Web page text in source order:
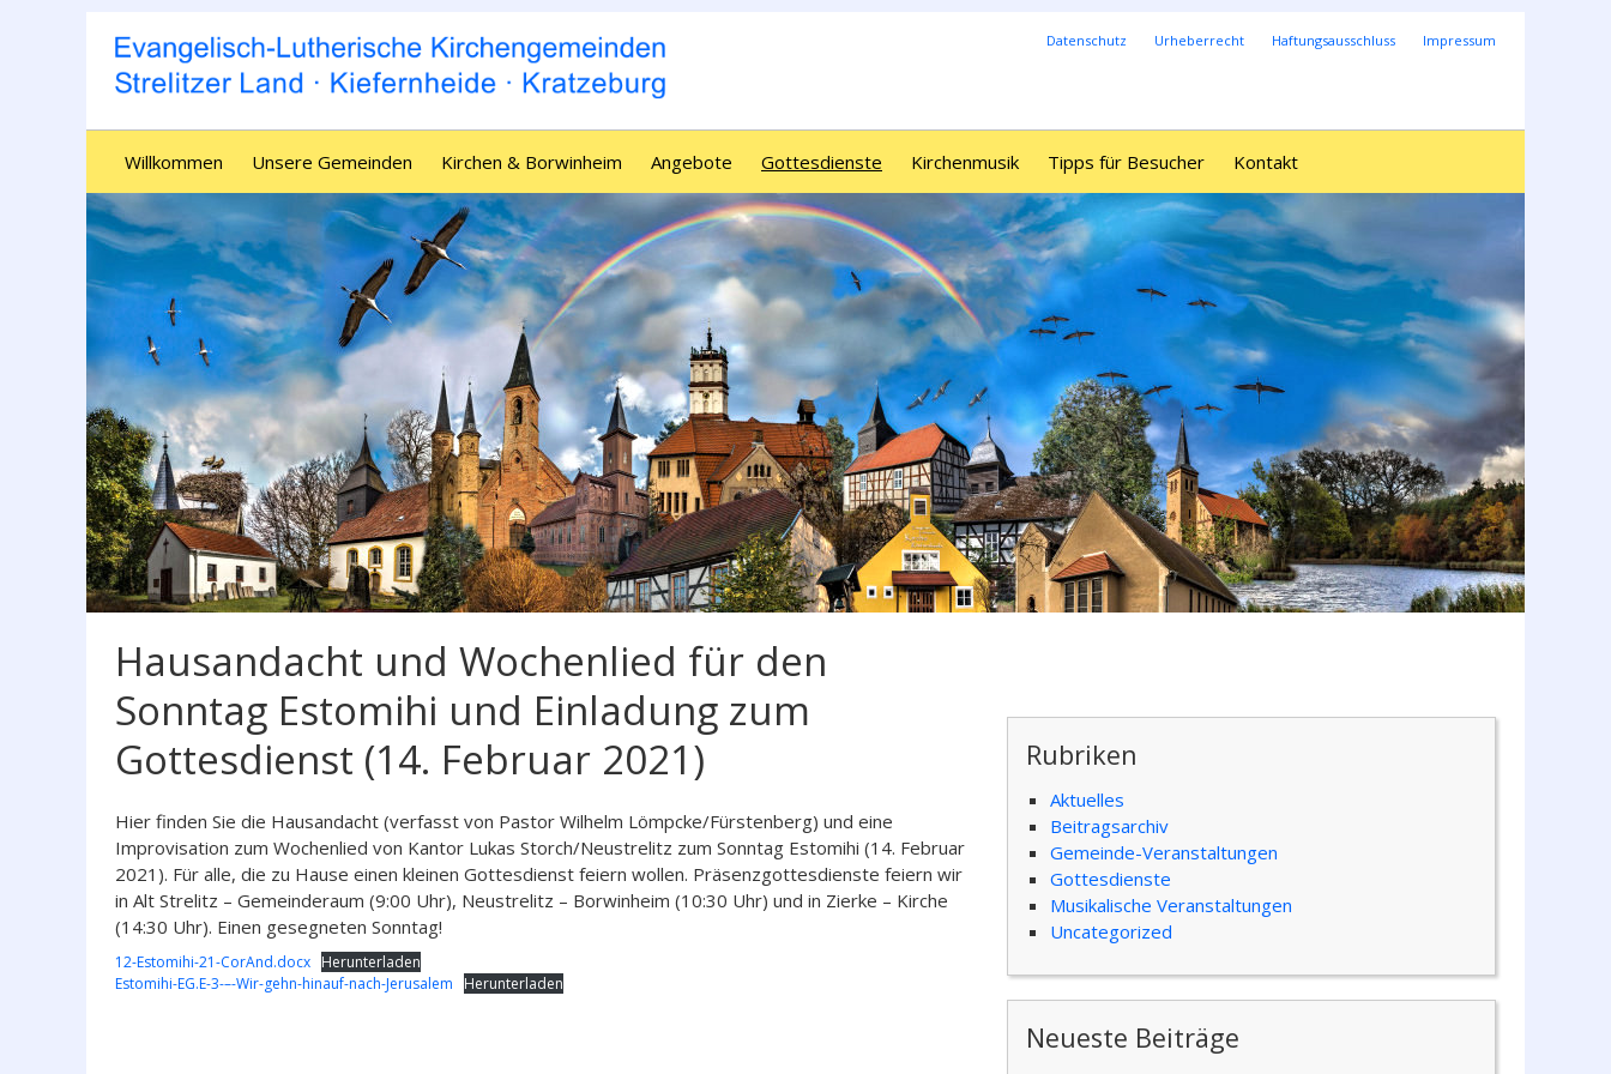
Datenschutz Urheberrecht Haftungsausschluss Impressum
Willkommen Unsere Gemeinden Kirchen & Borwinheim Angebote Gottesdienste Kirchenmusik Tipps für Besucher Kontakt
Hausandacht und Wochenlied für den
Sonntag Estomihi und Einladung zum
Gottesdienst (14. Februar 2021)
Hier finden Sie die Hausandacht (verfasst von Pastor Wilhelm Lömpcke/Fürstenberg) und eine
Improvisation zum Wochenlied von Kantor Lukas Storch/Neustrelitz zum Sonntag Estomihi (14. Februar
2021). Für alle, die zu Hause einen kleinen Gottesdienst feiern wollen. Präsenzgottesdienste feiern wir
in Alt Strelitz – Gemeinderaum (9:00 Uhr), Neustrelitz – Borwinheim (10:30 Uhr) und in Zierke – Kirche
(14:30 Uhr). Einen gesegneten Sonntag!
12-Estomihi-21-CorAnd.docx Herunterladen
Estomihi-EG.E-3-–-Wir-gehn-hinauf-nach-Jerusalem
Herunterladen
Rubriken
Aktuelles
Beitragsarchiv
Gemeinde-Veranstaltungen
Gottesdienste
Musikalische Veranstaltungen
Uncategorized
Neueste Beiträge